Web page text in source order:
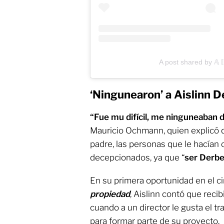
A post shared by 𝔸
‘Ningunearon’ a Aislinn
“Fue mu difícil, me ninguneaban
Mauricio Ochmann, quien explicó
padre, las personas que le hacían
decepcionados, ya que “ser
En su primera oportunidad en el
propiedad, Aislinn contó que
cuando a un director le gusta el
para formar parte de su proyecto.